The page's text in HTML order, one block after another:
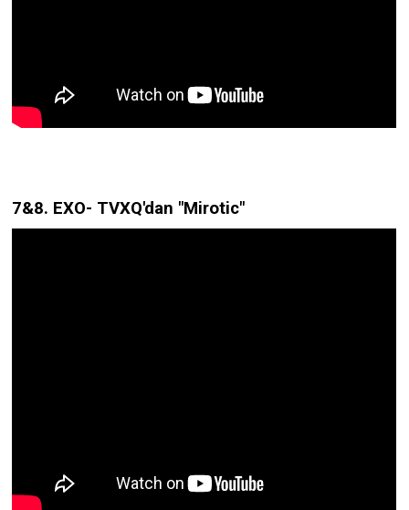
7&8. EXO- TVXQ'dan "Mirotic"